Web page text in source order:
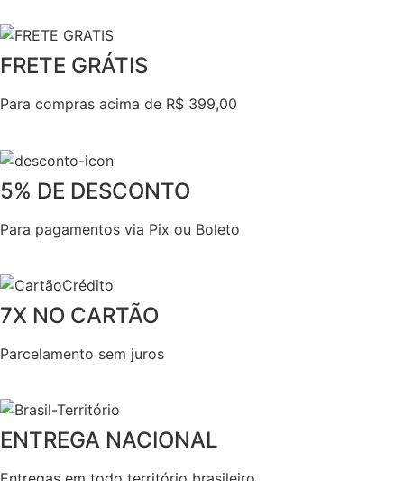
FRETE GRÁTIS
Para compras acima de R$ 399,00
5% DE DESCONTO
Para pagamentos via Pix ou Boleto
7X NO CARTÃO
Parcelamento sem juros
ENTREGA NACIONAL